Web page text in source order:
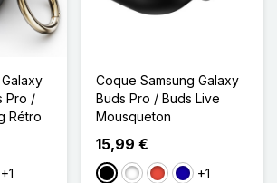
Pro /
Rétro
Foncé
+1
Coque Samsung Galaxy
Buds Pro / Buds Live
Mousqueton
15,99 €
NoirBlancRougeBleu Foncé
+1